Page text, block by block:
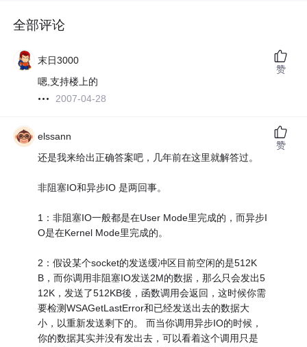
全部评论
末日3000
嗯,支持楼上的
2007-04-28
赞
elssann
还是我来给出正确答案吧，几年前在这里就解答过。
非阻塞IO和异步IO 是两回事。
1：非阻塞IO一般都是在User Mode里完成的，而异步I
O是在Kernel Mode里完成的。
2：假设某个socket的发送缓冲区目前空闲的是512K
B，而你调用非阻塞IO发送2M的数据，那么只会发出5
12K，发送了512KB後，函数调用会返回，这时候你需
要检测WSAGetLastError和已经发送出去的数据大
小，以重新发送剩下的。 而当你调用异步IO的时候，
你的数据其实并没有发出去，可以看着这个调用只是
赞